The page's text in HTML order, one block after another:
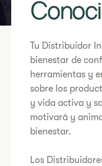
Tu Distribuidor
bienestar de
herramientas y
sobre los
y vida activa y
motivará y
bienestar.
Los